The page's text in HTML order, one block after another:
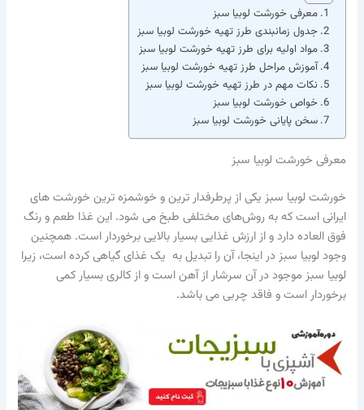
معرفی خورشت لوبیا سبز
جدول زمانبندی طرز تهیه خورشت لوبیا سبز
مواد اولیه برای طرز تهیه خورشت لوبیا سبز
آموزش مراحل طرز تهیه خورشت لوبیا سبز
نکات مهم در طرز تهیه خورشت لوبیا سبز
خواص خورشت لوبیا سبز
سخن پایانی خورشت لوبیا سبز
معرفی خورشت لوبیا سبز
خورشت لوبیا سبز یکی از پرطرفدار ترین و خوشمزه ترین خورشت های
ایرانی است که به روش‌های مختلفی طبخ می‌ شود. این غذا طعم و رنگ
فوق العاده دارد و از ارزش غذایی بسیار بالایی برخوردار است. همچنین
وجود لوبیا سبز در اینجا، آن را تبدیل به یک غذای گیاهی کرده است، زیرا
لوبیا سبز موجود در آن سرشار از آهن است و از کالری بسیار کمی
برخوردار است و فاقد چربی می باشد.